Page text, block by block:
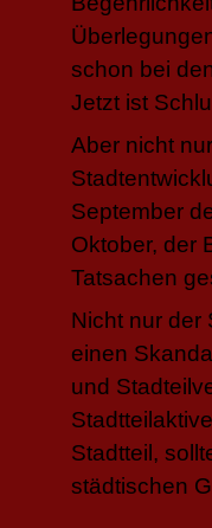
schon bei
Jetzt ist
Aber nicht
September
Oktober, der
Tatsachen
Nicht nur der
einen
und
Stadtteil,
städtischen